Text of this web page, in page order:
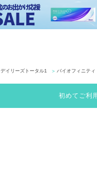
デイリーズトータル1 バイオフィニティ
初めてご利